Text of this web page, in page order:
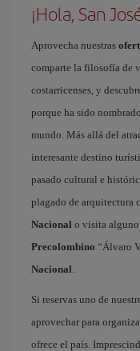
¡Hola, San
Aprovecha nuestras
comparte la filosofía de
costarricenses, y
porque ha sido
mundo. Más allá del
interesante destino
pasado cultural e
plagado de arquitectura
Nacional o visita alguno
Precolombino “Álvaro
Nacional.
Si reservas uno de
aprovechar para
ofrece el país.